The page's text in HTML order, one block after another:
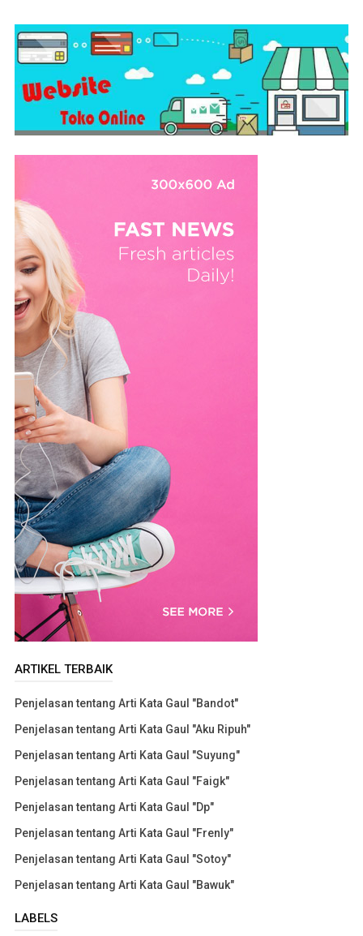
ARTIKEL TERBAIK
Penjelasan tentang Arti Kata Gaul "Bandot"
Penjelasan tentang Arti Kata Gaul "Aku Ripuh"
Penjelasan tentang Arti Kata Gaul "Suyung"
Penjelasan tentang Arti Kata Gaul "Faigk"
Penjelasan tentang Arti Kata Gaul "Dp"
Penjelasan tentang Arti Kata Gaul "Frenly"
Penjelasan tentang Arti Kata Gaul "Sotoy"
Penjelasan tentang Arti Kata Gaul "Bawuk"
LABELS